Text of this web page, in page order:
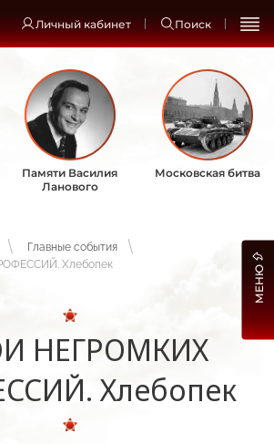
Личный кабинет Поиск
Памяти Василия
Ланового
Московская битва
Главные события
Хлебопек
НЕГРОМКИХ
Хлебопек
МЕНЮ